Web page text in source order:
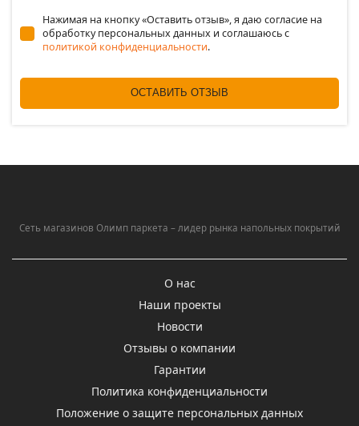
Нажимая на кнопку «Оставить отзыв», я даю согласие на
обработку персональных данных и соглашаюсь c
политикой конфиденциальности.
ОСТАВИТЬ ОТЗЫВ
Сеть магазинов Олимп паркета – лидер рынка напольных покрытий
О нас
Наши проекты
Новости
Отзывы о компании
Гарантии
Политика конфиденциальности
Положение о защите персональных данных